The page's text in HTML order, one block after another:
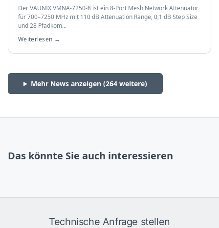
Der VAUNIX VMNA-7250-8 ist ein 8-Port Mesh Network Attenuator
für 700–7250 MHz mit 110 dB Attenuation Range, 0,1 dB Step Size
und 28 Pfadkom...
Weiterlesen →
Mehr News anzeigen (264weitere)
Das könnte Sie auch interessieren
Technische Anfrage stellen